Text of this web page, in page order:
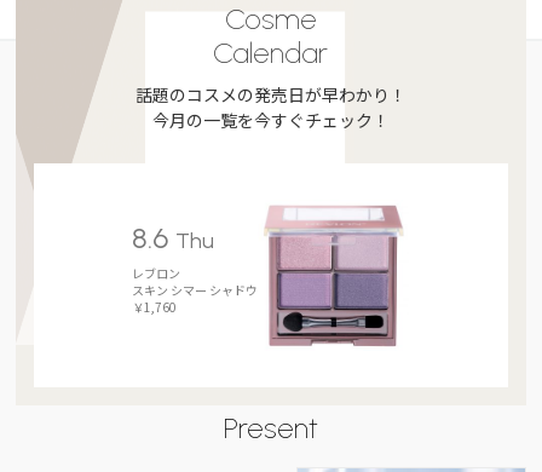
Cosme
Calendar
話題のコスメの発売日が早わかり！
今月の一覧を今すぐチェック！
8.6 Thu
レブロン
スキン シマー シャドウ
￥1,760
Present